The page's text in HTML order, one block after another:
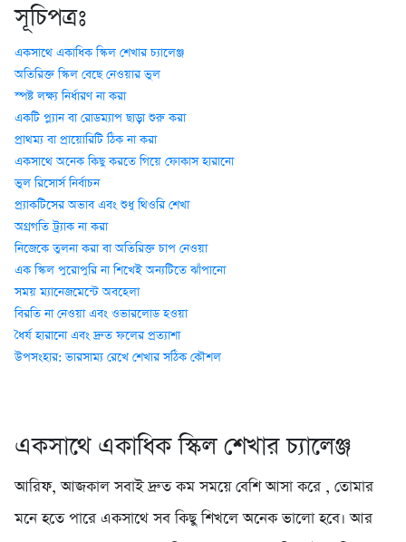
সূচিপত্রঃ
একসাথে একাধিক স্কিল শেখার চ্যালেঞ্জ
অতিরিক্ত স্কিল বেছে নেওয়ার ভুল
স্পষ্ট লক্ষ্য নির্ধারণ না করা
একটি প্ল্যান বা রোডম্যাপ ছাড়া শুরু করা
প্রাথম্য বা প্রায়োরিটি ঠিক না করা
একসাথে অনেক কিছু করতে গিয়ে ফোকাস হারানো
ভুল রিসোর্স নির্বাচন
প্র্যাকটিসের অভাব এবং শুধু থিওরি শেখা
অগ্রগতি ট্র্যাক না করা
নিজেকে তুলনা করা বা অতিরিক্ত চাপ নেওয়া
এক স্কিল পুরোপুরি না শিখেই অন্যটিতে ঝাঁপানো
সময় ম্যানেজমেন্টে অবহেলা
বিরতি না নেওয়া এবং ওভারলোড হওয়া
ধৈর্য হারানো এবং দ্রুত ফলের প্রত্যাশা
উপসংহার: ভারসাম্য রেখে শেখার সঠিক কৌশল
একসাথে একাধিক স্কিল শেখার চ্যালেঞ্জ
আরিফ, আজকাল সবাই দ্রুত কম সময়ে বেশি আসা করে , তোমার
মনে হতে পারে একসাথে সব কিছু শিখলে অনেক ভালো হবে। আর